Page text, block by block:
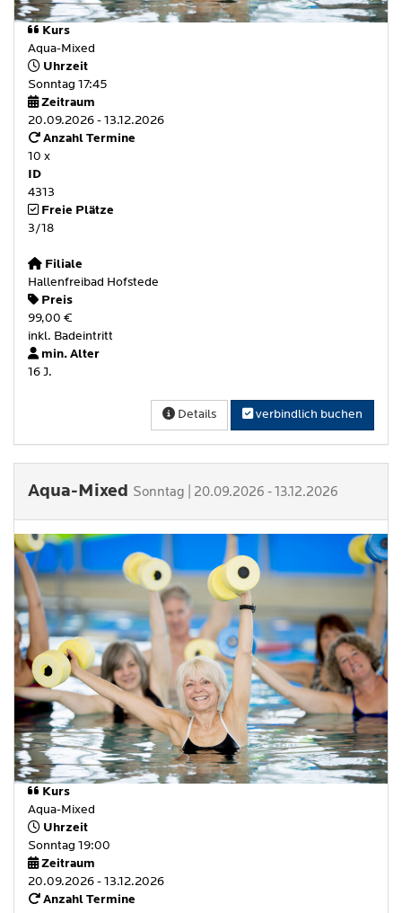
Kurs
Aqua-Mixed
Uhrzeit
Sonntag 17:45
Zeitraum
20.09.2026 - 13.12.2026
Anzahl Termine
10 x
ID
4313
Freie Plätze
3/18
Filiale
Hallenfreibad Hofstede
Preis
99,00 €
inkl. Badeintritt
min. Alter
16 J.
Details verbindlich buchen
Aqua-Mixed Sonntag | 20.09.2026 - 13.12.2026
Kurs
Aqua-Mixed
Uhrzeit
Sonntag 19:00
Zeitraum
20.09.2026 - 13.12.2026
Anzahl Termine